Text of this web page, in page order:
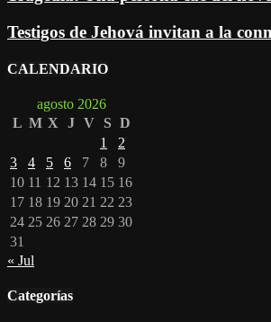
Testigos de Jehová invitan a la
CALENDARIO
agosto 2026
L M X J V S D
1
2
3
4 5 6 7 8
9
10 11 12 13 14 15 16
17 18 19 20 21 22 23
24 25 26 27 28 29 30
31
« Jul
Categorías